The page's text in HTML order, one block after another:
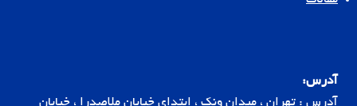
آدرس:
آدرس : تهران ، میدان ونک ، ابتدای خیابان ملاصدرا ، خیابان